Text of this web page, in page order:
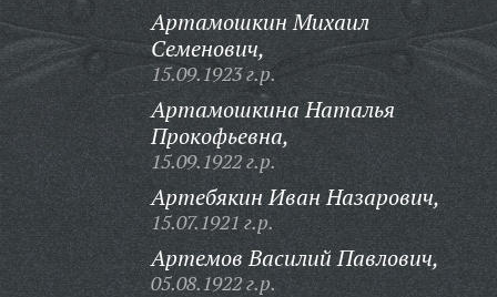
Артамошкин Михаил
Семенович,
15.09.1923 г.р.
Артамошкина Наталья
Прокофьевна,
15.09.1922 г.р.
Артебякин Иван Назарович,
15.07.1921 г.р.
Артемов Василий Павлович,
05.08.1922 г.р.